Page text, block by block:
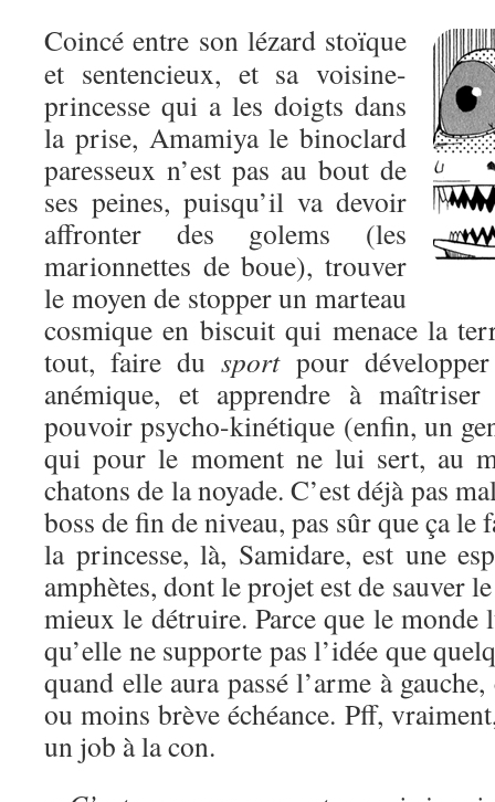
Coincé entre son lézard stoïque
et sentencieux, et sa voisine-
princesse qui a les doigts dans
la prise, Amamiya le binoclard
paresseux n’est pas au bout de
ses peines, puisqu’il va devoir
affronter des golems (les
marionnettes de boue), trouver
le moyen de stopper un marteau
cosmique en biscuit qui menace la
tout, faire dusportpour développer
anémique, et apprendre à
pouvoir psycho-kinétique (enfin, un
qui pour le moment ne lui sert, au
chatons de la noyade. C’est déjà pas
boss de fin de niveau, pas sûr que ça le
la princesse, là, Samidare, est une
amphètes, dont le projet est de sauver
mieux le détruire. Parce que le monde
qu’elle ne supporte pas l’idée que
quand elle aura passé l’arme à
ou moins brève échéance. Pff,
un job à la con.